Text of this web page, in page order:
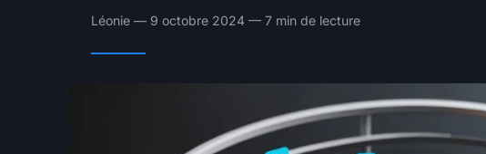
Léonie — 9 octobre 2024 — 7 min de lecture